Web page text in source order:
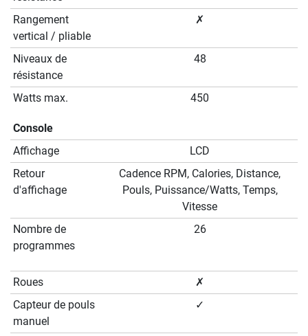
Rangement
vertical / pliable
✗
Niveaux de
résistance
48
Watts max. 450
Console
Affichage
LCD
Retour
d'affichage
Cadence RPM, Calories, Distance,
Pouls, Puissance/Watts, Temps,
Vitesse
Nombre de
programmes
26
Roues
✗
Capteur de pouls
manuel
✓